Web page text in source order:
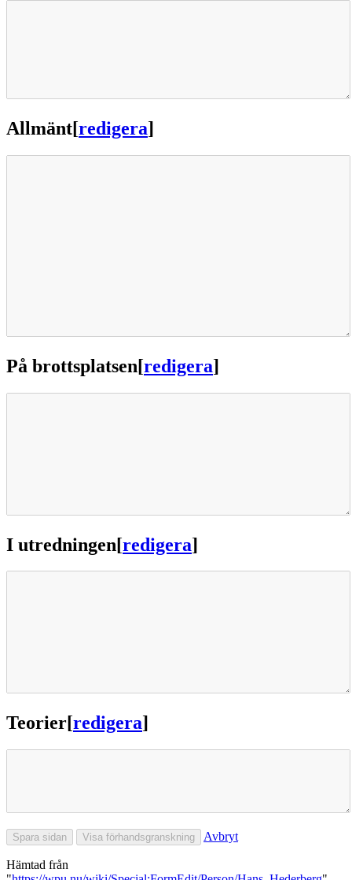
Allmänt[redigera]
På brottsplatsen[redigera]
I utredningen[redigera]
Teorier[redigera]
Avbryt
Hämtad från